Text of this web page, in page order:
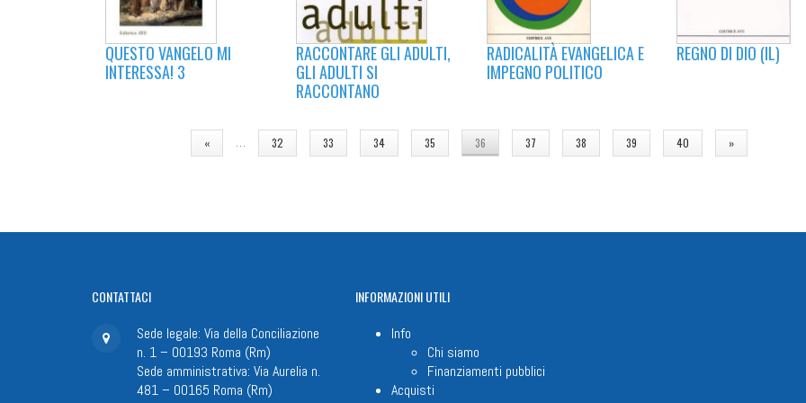
QUESTO VANGELO MI
INTERESSA! 3
RACCONTARE GLI ADULTI,
GLI ADULTI SI
RACCONTANO
RADICALITÀ EVANGELICA E
IMPEGNO POLITICO
REGNO DI DIO (IL)
« … 32 33 34 35 36 37 38 39 40 »
CONTATTACI
Sede legale: Via della Conciliazione
n. 1 – 00193 Roma (Rm)
Sede amministrativa: Via Aurelia n.
481 – 00165 Roma (Rm)
INFORMAZIONIUTILI
Info
Chi siamo
Finanziamenti pubblici
Acquisti